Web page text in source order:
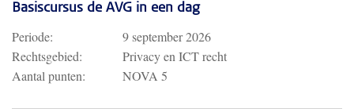
Basiscursus de AVG in een dag
Periode:
9 september 2026
Rechtsgebied:
Privacy en ICT recht
Aantal punten:
NOVA 5